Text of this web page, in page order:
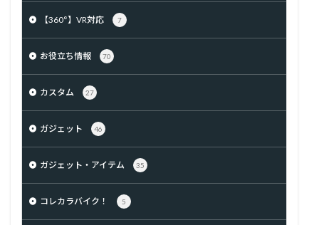
【360°】VR対応 7
お役立ち情報 70
カスタム 27
ガジェット 46
ガジェット・アイテム 35
コレカラバイク！ 5